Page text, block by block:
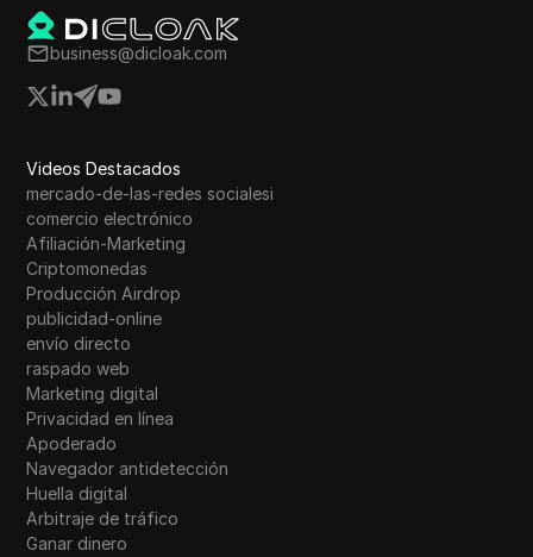
business@dicloak.com
Videos Destacados
mercado-de-las-redes socialesi
comercio electrónico
Afiliación-Marketing
Criptomonedas
Producción Airdrop
publicidad-online
envío directo
raspado web
Marketing digital
Privacidad en línea
Apoderado
Navegador antidetección
Huella digital
Arbitraje de tráfico
Ganar dinero